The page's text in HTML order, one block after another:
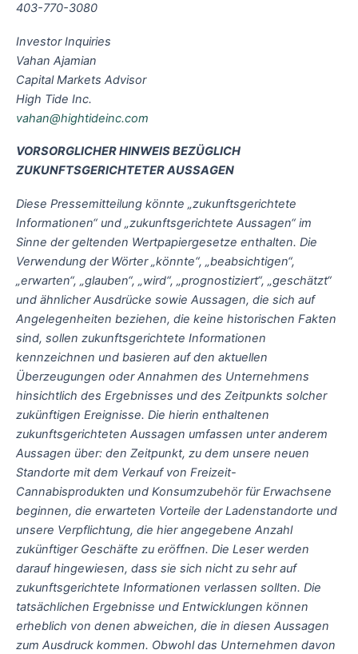
403-770-3080
Investor Inquiries
Vahan Ajamian
Capital Markets Advisor
High Tide Inc.
vahan@hightideinc.com
VORSORGLICHER HINWEIS BEZÜGLICH
ZUKUNFTSGERICHTETER AUSSAGEN
Diese Pressemitteilung könnte „zukunftsgerichtete
Informationen“ und „zukunftsgerichtete Aussagen“ im
Sinne der geltenden Wertpapiergesetze enthalten. Die
Verwendung der Wörter „könnte“, „beabsichtigen“,
„erwarten“, „glauben“, „wird“, „prognostiziert“, „geschätzt“
und ähnlicher Ausdrücke sowie Aussagen, die sich auf
Angelegenheiten beziehen, die keine historischen Fakten
sind, sollen zukunftsgerichtete Informationen
kennzeichnen und basieren auf den aktuellen
Überzeugungen oder Annahmen des Unternehmens
hinsichtlich des Ergebnisses und des Zeitpunkts solcher
zukünftigen Ereignisse. Die hierin enthaltenen
zukunftsgerichteten Aussagen umfassen unter anderem
Aussagen über: den Zeitpunkt, zu dem unsere neuen
Standorte mit dem Verkauf von Freizeit-
Cannabisprodukten und Konsumzubehör für Erwachsene
beginnen, die erwarteten Vorteile der Ladenstandorte und
unsere Verpflichtung, die hier angegebene Anzahl
zukünftiger Geschäfte zu eröffnen. Die Leser werden
darauf hingewiesen, dass sie sich nicht zu sehr auf
zukunftsgerichtete Informationen verlassen sollten. Die
tatsächlichen Ergebnisse und Entwicklungen können
erheblich von denen abweichen, die in diesen Aussagen
zum Ausdruck kommen. Obwohl das Unternehmen davon